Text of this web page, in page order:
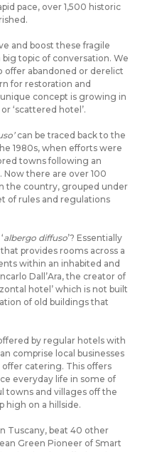
pace, over 1,500 historic
and boost these fragile
topic of conversation. We
offer abandoned or derelict
for restoration and
concept is growing in
or ‘scattered hotel’.
can be traced back to the
1980s, when efforts were
towns following an
Now there are over 100
the country, grouped under
of rules and regulations
albergo diffuso’? Essentially
provides rooms across a
within an inhabited and
Dall’Ara, the creator of
hotel’ which is not built
of old buildings that
by regular hotels with
comprise local businesses
offer catering. This offers
everyday life in some of
towns and villages off the
high on a hillside.
Tuscany, beat 40 other
Green Pioneer of Smart